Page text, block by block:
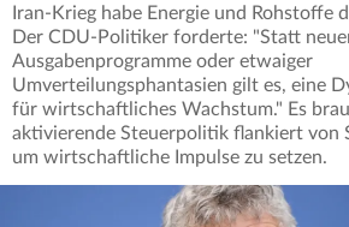
Iran-Krieg habe Energie und Rohstoffe
Der CDU-Politiker forderte: "Statt
Ausgabenprogramme oder etwaiger
Umverteilungsphantasien gilt es, eine
für wirtschaftliches Wachstum." Es
aktivierende Steuerpolitik flankiert von
um wirtschaftliche Impulse zu setzen.